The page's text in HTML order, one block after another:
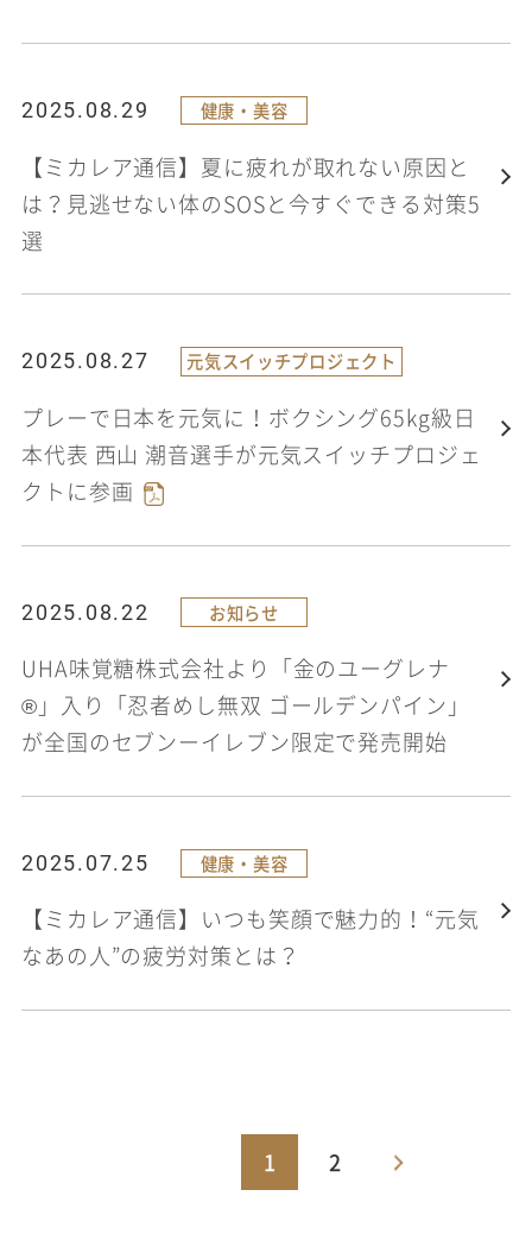
2025.08.29 健康・美容
【ミカレア通信】夏に疲れが取れない原因と
は？見逃せない体のSOSと今すぐできる対策5
選
2025.08.27 元気スイッチプロジェクト
プレーで日本を元気に！ボクシング65kg級日
本代表 西山 潮音選手が元気スイッチプロジェ
クトに参画
2025.08.22 お知らせ
UHA味覚糖株式会社より「金のユーグレナ
®」入り「忍者めし無双 ゴールデンパイン」
が全国のセブンーイレブン限定で発売開始
2025.07.25 健康・美容
【ミカレア通信】いつも笑顔で魅力的！“元気
なあの人”の疲労対策とは？
1 2